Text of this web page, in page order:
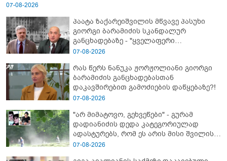
07-08-2026
პაატა ზაქარეიშვილის მწვავე პასუხი
გიორგი ბარამიძის სკანდალურ
განცხადებაზე - "ყველაფერი
დეტალურად ვიცი... კამანში მოკლული
ბარამიძე კი ტყუის"
07-08-2026
რას წერს ნანუკა ჟორჟოლიანი გიორგი
ბარამიძის განცხადებასთან
დაკავშირებით გამოძიების დაწყებაზე?!
07-08-2026
"არ მიმატოვო, გეხვეწები" - გუ­რა­მ
დადიანიძის დედა კა­ტე­გო­რი­უ­ლად
ადას­ტუ­რებს, რომ ეს არის მისი შვი­ლის
ხმა
07-08-2026